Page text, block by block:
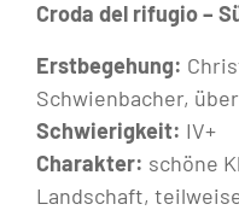
Croda del rifugio –
Erstbegehung:
Schwienbacher,
Schwierigkeit: IV+
Charakter: schöne
Landschaft,